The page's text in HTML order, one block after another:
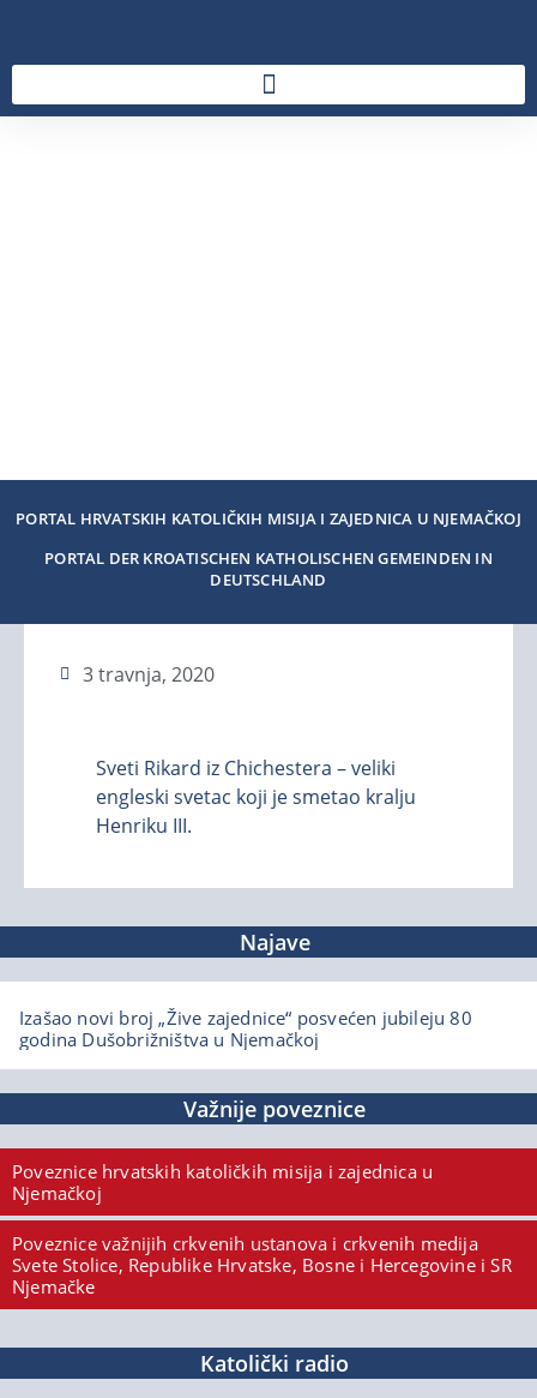
PORTAL HRVATSKIH KATOLIČKIH MISIJA I ZAJEDNICA U NJEMAČKOJ
PORTAL DER KROATISCHEN KATHOLISCHEN GEMEINDEN IN
DEUTSCHLAND
3 travnja, 2020
Sveti Rikard iz Chichestera – veliki
engleski svetac koji je smetao kralju
Henriku III.
Najave
Izašao novi broj „Žive zajednice“ posvećen jubileju 80
godina Dušobrižništva u Njemačkoj
Važnije poveznice
Poveznice hrvatskih katoličkih misija i zajednica u
Njemačkoj
Poveznice važnijih crkvenih ustanova i crkvenih medija
Svete Stolice, Republike Hrvatske, Bosne i Hercegovine i SR
Njemačke
Katolički radio